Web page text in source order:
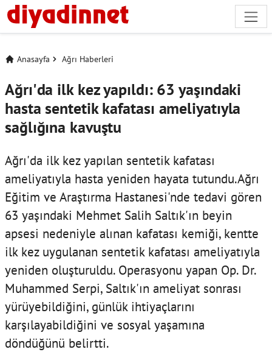
Anasayfa Ağrı Haberleri
Ağrı'da ilk kez yapıldı: 63 yaşındaki
hasta sentetik kafatası ameliyatıyla
sağlığına kavuştu
Ağrı'da ilk kez yapılan sentetik kafatası
ameliyatıyla hasta yeniden hayata tutundu.Ağrı
Eğitim ve Araştırma Hastanesi'nde tedavi gören
63 yaşındaki Mehmet Salih Saltık'ın beyin
apsesi nedeniyle alınan kafatası kemiği, kentte
ilk kez uygulanan sentetik kafatası ameliyatıyla
yeniden oluşturuldu. Operasyonu yapan Op. Dr.
Muhammed Serpi, Saltık'ın ameliyat sonrası
yürüyebildiğini, günlük ihtiyaçlarını
karşılayabildiğini ve sosyal yaşamına
döndüğünü belirtti.